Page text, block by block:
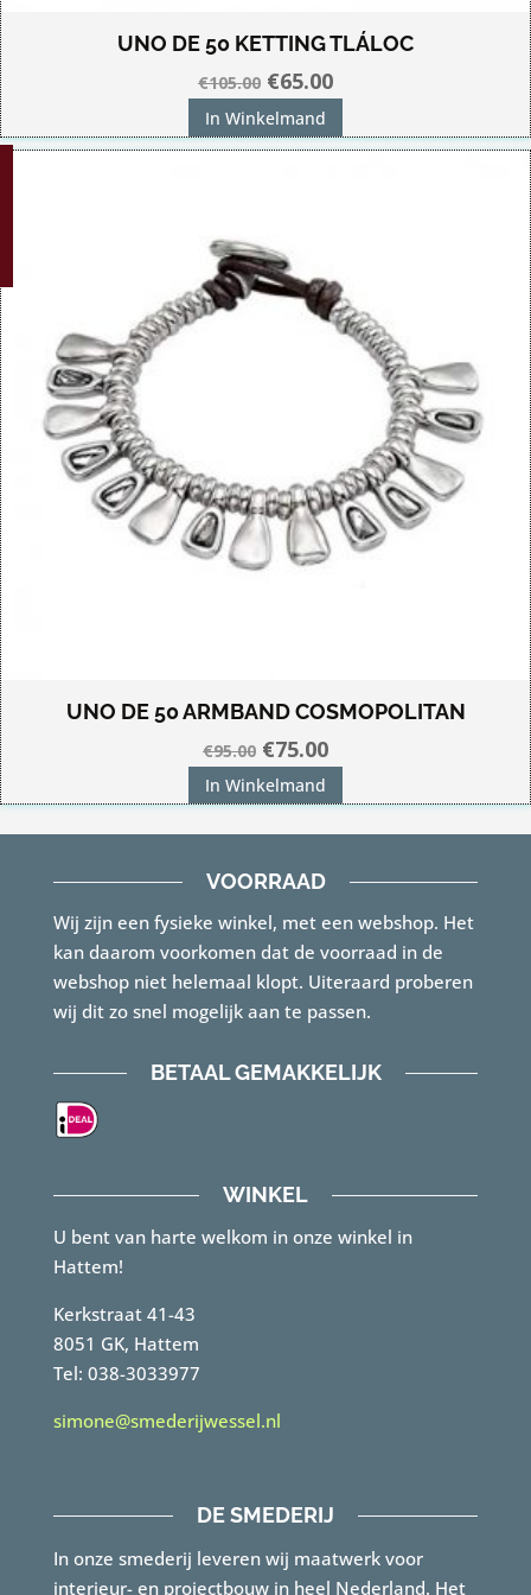
UNO DE 50 KETTING TLÁLOC
€105.00 Oorspronkelijke
prijs
was:
€65.00Huidige
is:
In Winkelmand
UNO DE 50 ARMBAND COSMOPOLITAN
€95.00 Oorspronkelijke
prijs
was:
€95.00.
€75.00Huidige
is:
€75.00.
In Winkelmand
VOORRAAD
Wij zijn een fysieke winkel, met een webshop. Het
kan daarom voorkomen dat de voorraad in de
webshop niet helemaal klopt. Uiteraard proberen
wij dit zo snel mogelijk aan te passen.
BETAAL GEMAKKELIJK
WINKEL
U bent van harte welkom in onze winkel in
Hattem!
Kerkstraat 41-43
8051 GK, Hattem
Tel: 038-3033977
simone@smederijwessel.nl
DE SMEDERIJ
In onze smederij leveren wij maatwerk voor
interieur- en projectbouw in heel Nederland. Het